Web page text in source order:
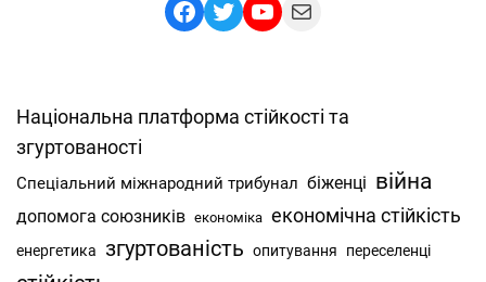
Facebook
TwitterYouTube
Mail
Національна платформа стійкості та
згуртованості
Спеціальний міжнародний трибунал біженці війна
допомога союзників економіка економічна стійкість
енергетика згуртованість опитування переселенці